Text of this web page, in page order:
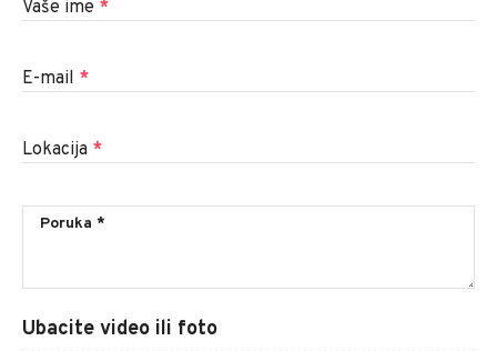
Vaše ime *
E-mail *
Lokacija *
Ubacite video ili foto